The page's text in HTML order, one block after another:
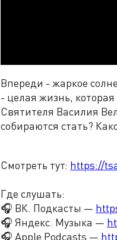
Впереди - жаркое
- целая жизнь,
Святителя Василия
собираются стать?
Смотреть тут: https://
Где слушать:
🎧 ВК. Подкасты —
🎧 Яндекс. Музыка —
🎧 Apple Podcasts —